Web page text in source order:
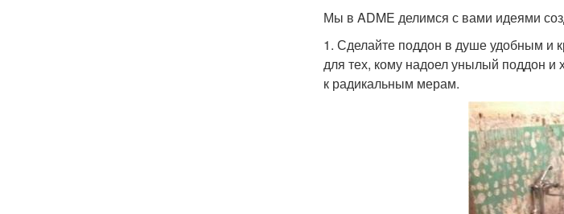
Мы в ADME делимся с вами идеями
1. Сделайте поддон в душе удобным и
для тех, кому надоел унылый поддон и
к радикальным мерам.